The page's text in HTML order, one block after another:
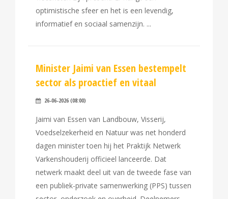
optimistische sfeer en het is een levendig,
informatief en sociaal samenzijn.
Minister Jaimi van Essen bestempelt
sector als proactief en vitaal
26-06-2026 (08:00)
Jaimi van Essen van Landbouw, Visserij,
Voedselzekerheid en Natuur was net honderd
dagen minister toen hij het Praktijk Netwerk
Varkenshouderij officieel lanceerde. Dat
netwerk maakt deel uit van de tweede fase van
een publiek-private samenwerking (PPS) tussen